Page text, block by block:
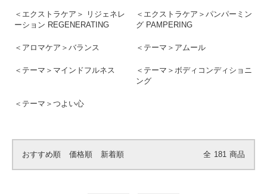
＜エクストラケア＞ リジェネレ
ーション REGENERATING
＜エクストラケア＞パンパーミン
グ PAMPERING
＜アロマケア＞バランス ＜テーマ＞アムール
＜テーマ＞マインドフルネス
＜テーマ＞ボディコンディショニ
ング
＜テーマ＞つよい心
おすすめ順 価格順 新着順 全 181 商品